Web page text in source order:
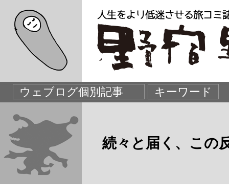
続々と届く、この